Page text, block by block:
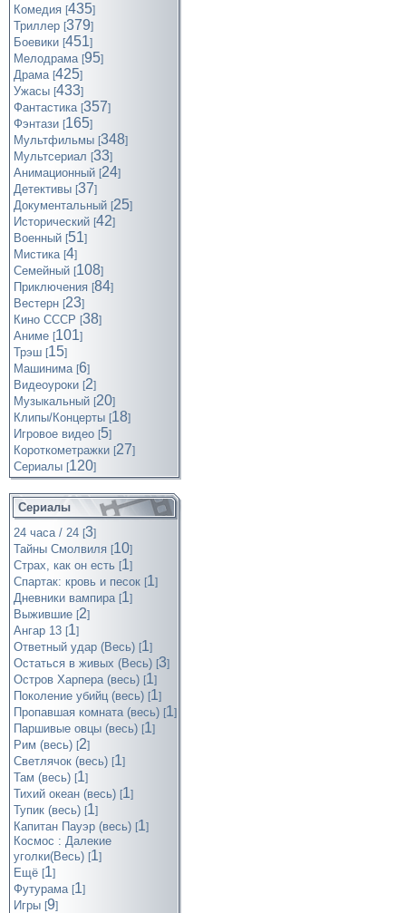
Комедия [435]
Триллер [379]
Боевики [451]
Мелодрама [95]
Драма [425]
Ужасы [433]
Фантастика [357]
Фэнтази [165]
Мультфильмы [348]
Мультсериал [33]
Анимационный [24]
Детективы [37]
Документальный [25]
Исторический [42]
Военный [51]
Мистика [4]
Семейный [108]
Приключения [84]
Вестерн [23]
Кино СССР [38]
Аниме [101]
Трэш [15]
Машинима [6]
Видеоуроки [2]
Музыкальный [20]
Клипы/Концерты [18]
Игровое видео [5]
Короткометражки [27]
Cериалы [120]
Сериалы
24 часа / 24 [3]
Тайны Смолвиля [10]
Страх, как он есть [1]
Спартак: кровь и песок [1]
Дневники вампира [1]
Выжившие [2]
Ангар 13 [1]
Ответный удар (Весь) [1]
Остаться в живых (Весь) [3]
Остров Харпера (весь) [1]
Поколение убийц (весь) [1]
Пропавшая комната (весь) [1]
Паршивые овцы (весь) [1]
Рим (весь) [2]
Светлячок (весь) [1]
Там (весь) [1]
Тихий океан (весь) [1]
Тупик (весь) [1]
Капитан Пауэр (весь) [1]
Космос : Далекие
уголки(Весь) [1]
Ещё [1]
Футурама [1]
Игры [9]